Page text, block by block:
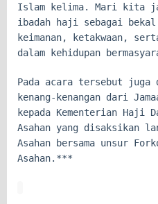
Islam kelima. Mari kita
ibadah haji sebagai bekal
keimanan, ketakwaan,
dalam kehidupan
Pada acara tersebut juga
kenang-kenangan dari
kepada Kementerian Haji
Asahan yang disaksikan
Asahan bersama unsur
Asahan.***